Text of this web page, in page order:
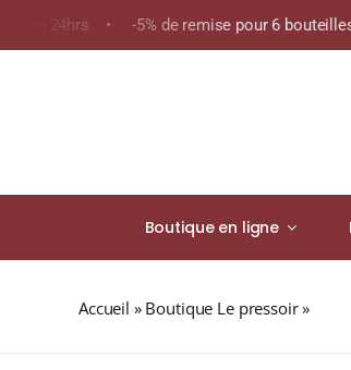
24hrs • -5% de remise pour 6 bouteilles
Boutique en ligne
Accueil » Boutique Le pressoir»